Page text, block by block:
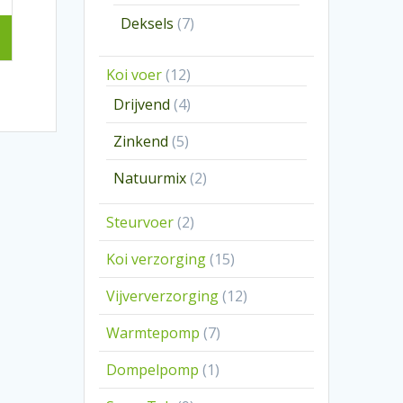
producten
Deksels 77
Koi voer 1212
producten
Drijvend 44
producten
Zinkend 55
producten
Natuurmix 22
producten
Steurvoer 22
producten
Koi verzorging 1515
producten
Vijververzorging 1212
producten
Warmtepomp 77
producten
Dompelpomp 11
product